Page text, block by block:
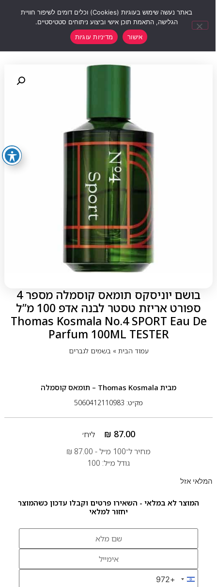
בושם יוניסקס תומאס קוסמלה מספר 4
ספורט אריזת טסטר לבנה אדפ 100 מ”ל
Thomas Kosmala No.4 SPORT Eau De
Parfum 100ML TESTER
עמוד הבית» בשמים לגברים
מבית Thomas Kosmala – תומאס קוסמלה
מק״ט: 5060412110983
₪ 87.00
ליח׳
מחיר ל־100 מ״ל -
₪ 87.00
גודל מ״ל: 100
המלאי אזל
המוצר לא במלאי - השאירו פרטים וקבלו עדכון כשהמוצר
יחזור למלאי
Israel +972
+972
באתר נעשה שימוש בעוגיות (Cookies) וכלים דומים לשיפור חוויית
הגלישה, התאמת תוכן אישי וביצוע ניתוחים סטטיסטיים.
אישור
מדיניות עוגיות